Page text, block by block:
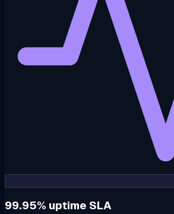
99.95% uptime SLA